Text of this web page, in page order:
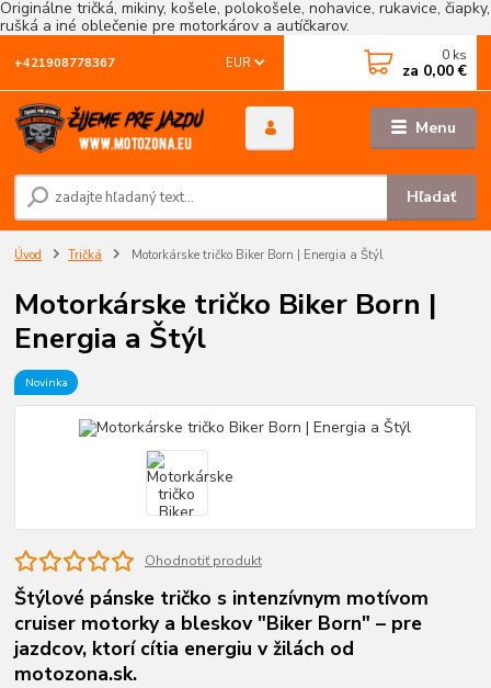
Originálne tričká, mikiny, košele, polokošele, nohavice, rukavice, čiapky,
rušká a iné oblečenie pre motorkárov a autíčkarov.
Menu
EUR
Hľadať
+421908778367 0 ks
za 0,00 €
Úvod Tričká Motorkárske tričko Biker Born | Energia a Štýl
Motorkárske tričko Biker Born |
Energia a Štýl
Novinka
Ohodnotiť produkt
Štýlové pánske tričko s intenzívnym motívom
cruiser motorky a bleskov "Biker Born" – pre
jazdcov, ktorí cítia energiu v žilách od
motozona.sk.